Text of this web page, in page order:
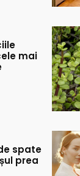
mai
spate
prea